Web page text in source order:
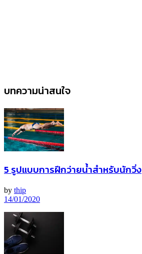
บทความน่าสนใจ
5 รูปแบบการฝึกว่ายน้ำสำหรับนักวิ่ง
by thip
14/01/2020